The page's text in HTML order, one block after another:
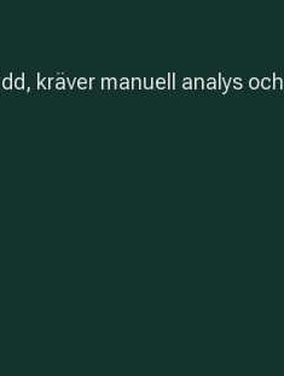
kräver manuell analys och